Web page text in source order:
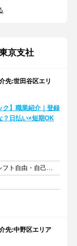
京支社
先:世田谷区エリ
ク】職業紹介｜登録
？日払い×短期OK
週3日以上 1日7時間以上 シフト自由・自己申告
先:中野区エリア